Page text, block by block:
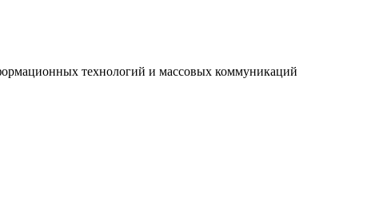
технологий и массовых коммуникаций